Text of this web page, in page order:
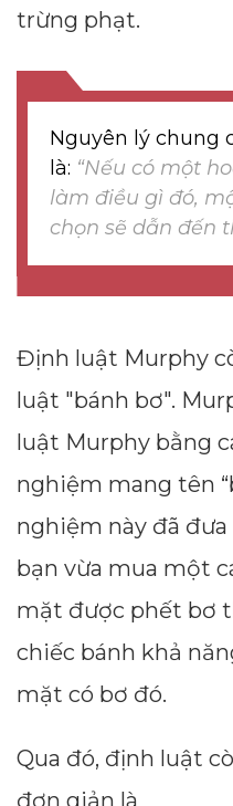
trừng phạt.
Nguyên lý chung
là: “Nếu có một
làm điều gì đó,
chọn sẽ dẫn đến
Định luật Murphy
luật "bánh bơ".
luật Murphy bằng
nghiệm mang tên
nghiệm này đã
bạn vừa mua một
mặt được phết bơ
chiếc bánh khả
mặt có bơ đó.
Qua đó, định luật